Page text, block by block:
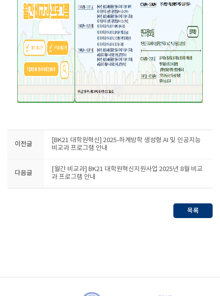
이전글
[BK21 대학원혁신] 2025-하계방학 생성형 AI 및 인공지능
비교과 프로그램 안내
다음글
[월간 비교과] BK21 대학원혁신지원사업 2025년 8월 비교
과 프로그램 안내
목록